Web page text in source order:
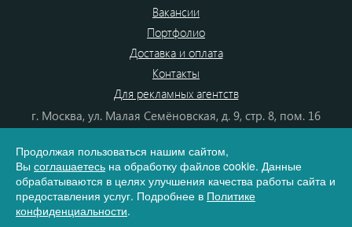
Вакансии
Портфолио
Доставка и оплата
Контакты
Для рекламных агентств
г. Москва, ул. Малая Семёновская, д. 9, стр. 8, пом. 16
8 (800) 555-80-87
e-mail:info@dono.su
Продолжая пользоваться нашим сайтом,
Вы соглашаетесь на обработку файлов cookie. Данные
обрабатываются в целях улучшения качества работы сайта и
предоставления услуг. Подробнее в Политике
конфиденциальности.